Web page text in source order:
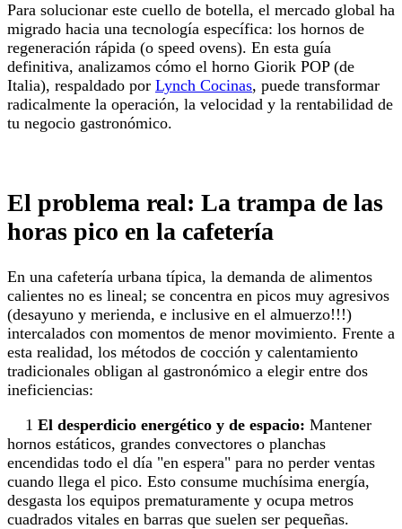
Para solucionar este cuello de botella, el mercado global ha
migrado hacia una tecnología específica: los hornos de
regeneración rápida (o speed ovens). En esta guía
definitiva, analizamos cómo el horno Giorik POP (de
Italia), respaldado por Lynch Cocinas, puede transformar
radicalmente la operación, la velocidad y la rentabilidad de
tu negocio gastronómico.
El problema real: La trampa de las
horas pico en la cafetería
En una cafetería urbana típica, la demanda de alimentos
calientes no es lineal; se concentra en picos muy agresivos
(desayuno y merienda, e inclusive en el almuerzo!!!)
intercalados con momentos de menor movimiento. Frente a
esta realidad, los métodos de cocción y calentamiento
tradicionales obligan al gastronómico a elegir entre dos
ineficiencias:
1 El desperdicio energético y de espacio: Mantener
hornos estáticos, grandes convectores o planchas
encendidas todo el día "en espera" para no perder ventas
cuando llega el pico. Esto consume muchísima energía,
desgasta los equipos prematuramente y ocupa metros
cuadrados vitales en barras que suelen ser pequeñas.